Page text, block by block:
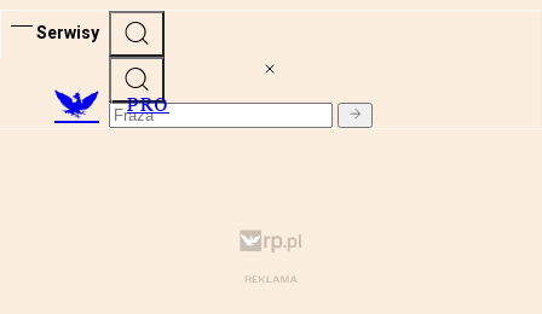
Serwisy
PRO